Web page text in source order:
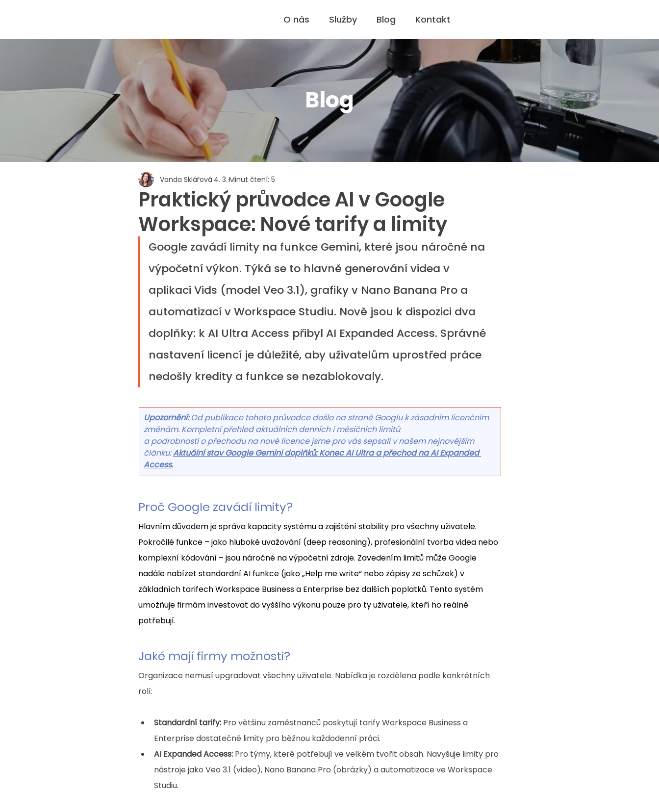
O nás Služby Blog Kontakt
Blog
Praktický průvodce AI v Google
Workspace: Nové tarify a limity
Vanda Sklářová 4. 3. Minut čtení: 5
Google zavádí limity na funkce Gemini, které jsou náročné na
výpočetní výkon. Týká se to hlavně generování videa v
aplikaci Vids (model Veo 3.1), grafiky v Nano Banana Pro a
automatizací v Workspace Studiu. Nově jsou k dispozici dva
doplňky: k AI Ultra Access přibyl AI Expanded Access. Správné
nastavení licencí je důležité, aby uživatelům uprostřed práce
nedošly kredity a funkce se nezablokovaly.
Upozornění: Od publikace tohoto průvodce došlo na straně Googlu k zásadním licenčním
změnám. Kompletní přehled aktuálních denních i měsíčních limitů
a podrobnosti o přechodu na nové licence jsme pro vás sepsali v našem nejnovějším
článku: Aktuální stav Google Gemini doplňků: Konec AI Ultra a přechod na AI Expanded
Access.
Proč Google zavádí limity?
Hlavním důvodem je správa kapacity systému a zajištění stability pro všechny uživatele.
Pokročilé funkce – jako hluboké uvažování (deep reasoning), profesionální tvorba videa nebo
komplexní kódování – jsou náročné na výpočetní zdroje. Zavedením limitů může Google
nadále nabízet standardní AI funkce (jako „Help me write“ nebo zápisy ze schůzek) v
základních tarifech Workspace Business a Enterprise bez dalších poplatků. Tento systém
umožňuje firmám investovat do vyššího výkonu pouze pro ty uživatele, kteří ho reálně
potřebují.
Jaké mají firmy možnosti?
Organizace nemusí upgradovat všechny uživatele. Nabídka je rozdělena podle konkrétních
rolí:
Standardní tarify: Pro většinu zaměstnanců poskytují tarify Workspace Business a
Enterprise dostatečné limity pro běžnou každodenní práci.
AI Expanded Access: Pro týmy, které potřebují ve velkém tvořit obsah. Navyšuje limity pro
nástroje jako Veo 3.1 (video), Nano Banana Pro (obrázky) a automatizace ve Workspace
Studiu.